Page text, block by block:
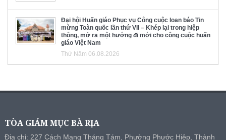
Đại hội Huấn giáo Phục vụ Công cuộc loan báo Tin
mừng Toàn quốc lần thứ VII – Khép lại trong hiệp
thông, mở ra một hướng đi mới cho công cuộc huấn
giáo Việt Nam
Thứ Năm 06.08.2026
TÒA GIÁM MỤC BÀ RỊA
Địa chỉ: 227 Cách Mạng Tháng Tám, Phường Phước Hiệp, Thành